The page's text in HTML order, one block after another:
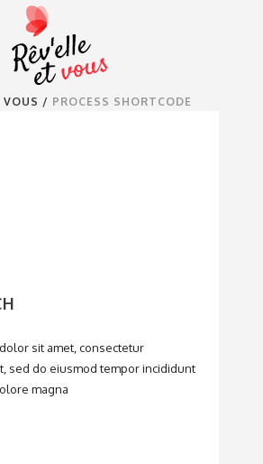
VOUS / PROCESS SHORTCODE
sit amet, consectetur
sed do eiusmod tempor incididunt
magna